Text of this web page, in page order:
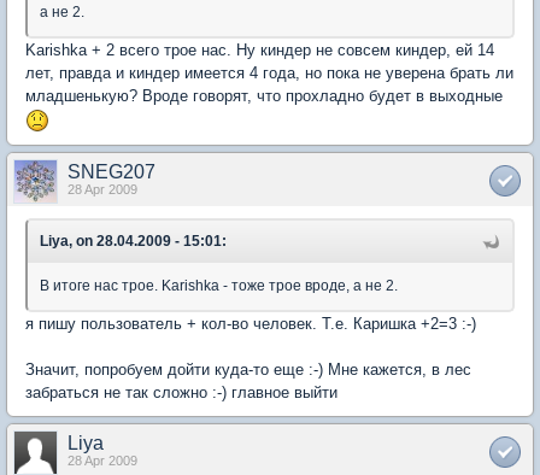
а не 2.
Karishka + 2 всего трое нас. Ну киндер не совсем киндер, ей 14
лет, правда и киндер имеется 4 года, но пока не уверена брать ли
младшенькую? Вроде говорят, что прохладно будет в выходные
SNEG207
28 Apr 2009
Liya, on 28.04.2009 - 15:01:
В итоге нас трое. Karishka - тоже трое вроде, а не 2.
я пишу пользователь + кол-во человек. Т.е. Каришка +2=3 :-)
Значит, попробуем дойти куда-то еще :-) Мне кажется, в лес
забраться не так сложно :-) главное выйти
Liya
28 Apr 2009